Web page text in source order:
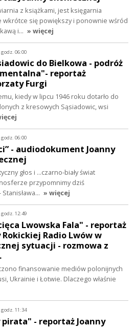
z książkami, jest księgarnia
się powiększy i ponownie wśród
i… » więcej
godz. 06:00
do Bielkowa - podróż
reportaż
Furgi
kiedy w lipcu 1946 roku dotarło do
z kresowych Sąsiadowic, wsi
godz. 06:00
- audiodokument Joanny
głos i ...czarno-biały świat
przypomnimy dziś
» więcej
godz. 12:49
Lwowska Fala" - reportaż
Radio Lwów w
sytuacji - rozmowa z
finansowanie mediów polonijnych
Ukrainie i Łotwie. Dlaczego właśnie
godz. 11:34
pirata" - reportaż Joanny